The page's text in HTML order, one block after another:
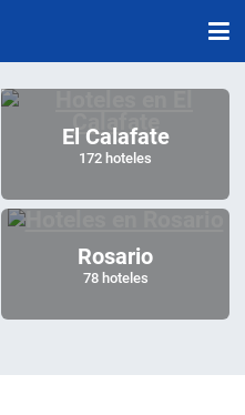
El Calafate
172 hoteles
Rosario
78 hoteles